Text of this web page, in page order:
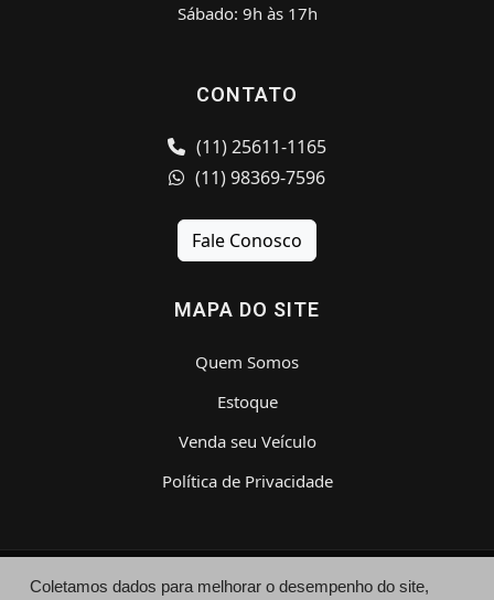
Sábado: 9h às 17h
CONTATO
(11) 25611-1165
(11) 98369-7596
Fale Conosco
MAPA DO SITE
Quem Somos
Estoque
Venda seu Veículo
Política de Privacidade
Coletamos dados para melhorar o desempenho do site,